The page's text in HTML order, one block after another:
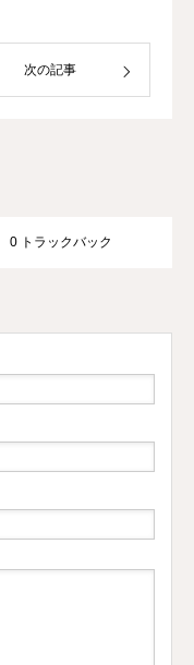
初のコンサルタント
トレーナー育成にも
次の記事
0 トラックバック